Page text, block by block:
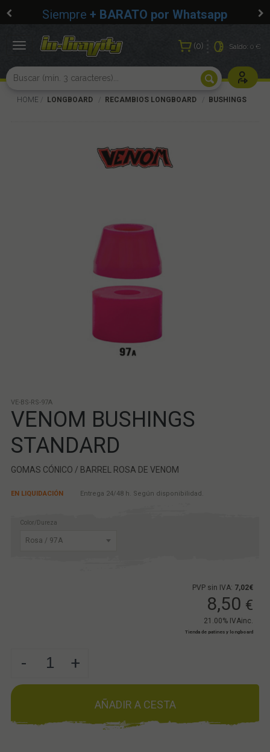
Siempre + BARATO por Whatsapp
0 Saldo:0 €
Usuarios
Toggle
HOME LONGBOARD RECAMBIOS LONGBOARD BUSHINGS
VE-BS-RS-97A
VENOM BUSHINGS
STANDARD
GOMAS CÓNICO / BARREL ROSA DE VENOM
EN LIQUIDACIÓN Entrega 24/48 h. Según disponibilidad.
Color/Dureza
PVP sin IVA: 7,02€
8,50 €
21.00% IVAinc.
Tienda de patines y longboard
- +
AÑADIR A CESTA